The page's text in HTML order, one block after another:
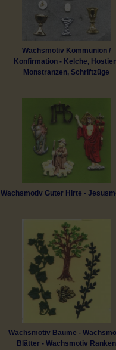
Wachsmotiv Kommunion /
Konfirmation - Kelche,
Monstranzen, Schriftzüge
Wachsmotiv Guter Hirte -
Wachsmotiv Bäume -
Blätter - Wachsmotiv Ranken